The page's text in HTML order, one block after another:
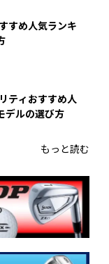
すめ人気ランキ
ティおすすめ人
デルの選び方
もっと読む